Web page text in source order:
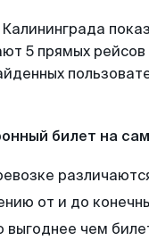
5 прямых рейсов
билет на
от и до
чем